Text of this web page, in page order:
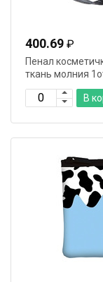
400.69 ₽
Пенал
ткань молния
В